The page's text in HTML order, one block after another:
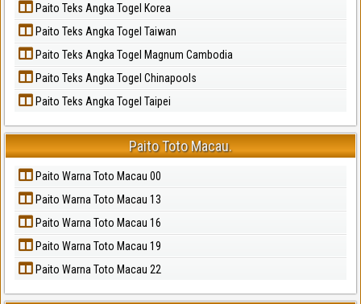
Paito Teks Angka Togel Korea
Paito Teks Angka Togel Taiwan
Paito Teks Angka Togel Magnum Cambodia
Paito Teks Angka Togel Chinapools
Paito Teks Angka Togel Taipei
Paito Toto Macau.
Paito Warna Toto Macau 00
Paito Warna Toto Macau 13
Paito Warna Toto Macau 16
Paito Warna Toto Macau 19
Paito Warna Toto Macau 22